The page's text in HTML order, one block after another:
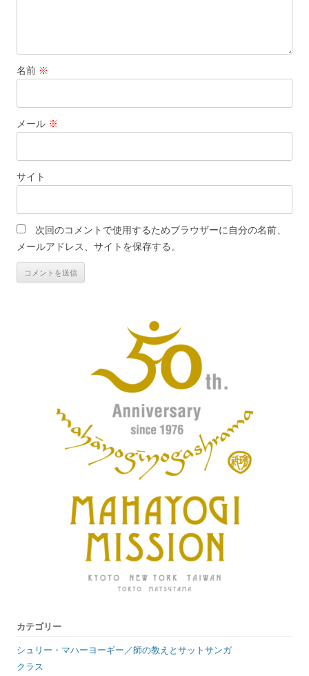
名前 ※
メール ※
サイト
次回のコメントで使用するためブラウザーに自分の名前、
メールアドレス、サイトを保存する。
カテゴリー
シュリー・マハーヨーギー／師の教えとサットサンガ
クラス